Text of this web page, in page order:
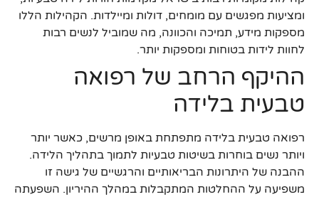
ומציעות מפגשים עם מומחים, דולות ומיילדות. הקהילות הללו
מספקות מידע, תמיכה והכוונה, מה שמוביל לנשים רבות
לחוות לידות בטוחות ומספקות יותר.
ההיקף הרחב של רפואה
טבעית בלידה
רפואה טבעית בלידה מתפתחת באופן מרשים, כאשר יותר
ויותר נשים בוחרות בשיטות טבעיות לתמוך בתהליך הלידה.
ההבנה של היתרונות הבריאותיים והרגשיים של גישה זו
משפיעה על ההחלטות המתקבלות במהלך ההיריון. השפעתה